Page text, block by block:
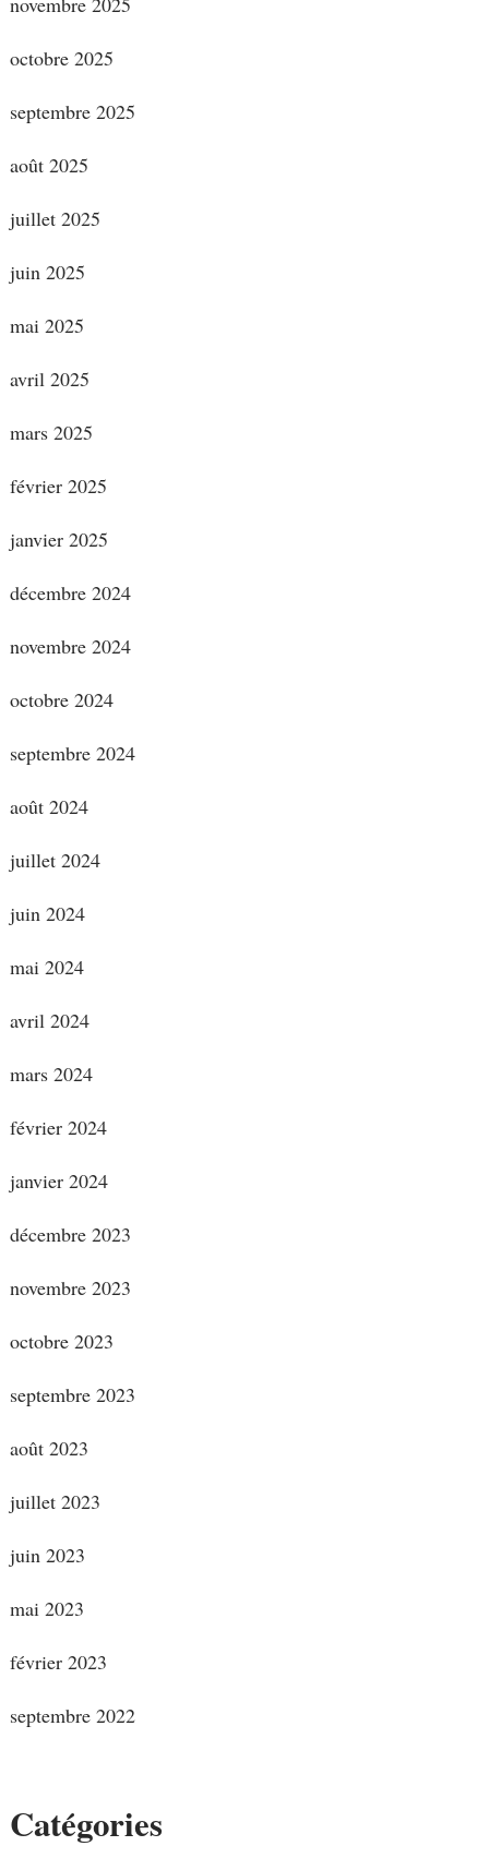
octobre 2025
septembre 2025
août 2025
juillet 2025
juin 2025
mai 2025
avril 2025
mars 2025
février 2025
janvier 2025
décembre 2024
novembre 2024
octobre 2024
septembre 2024
août 2024
juillet 2024
juin 2024
mai 2024
avril 2024
mars 2024
février 2024
janvier 2024
décembre 2023
novembre 2023
octobre 2023
septembre 2023
août 2023
juillet 2023
juin 2023
mai 2023
février 2023
septembre 2022
Catégories